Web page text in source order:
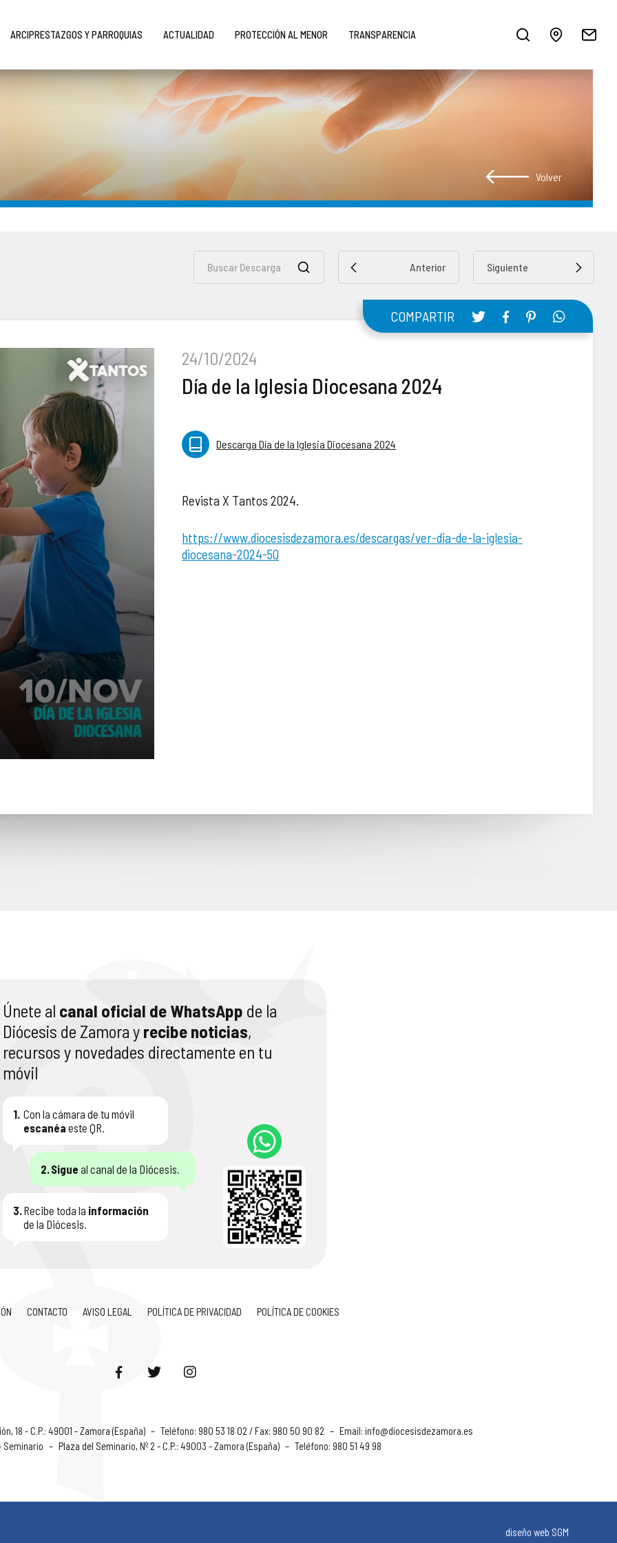
ARCIPRESTAZGOS Y PARROQUIAS ACTUALIDAD PROTECCIÓN AL MENOR TRANSPARENCIA
Volver
Anterior Siguiente
24/10/2024
COMPARTIR
Día de la Iglesia Diocesana 2024
Descarga Día de la Iglesia Diocesana 2024
Revista X Tantos 2024.
https://www.diocesisdezamora.es/descargas/ver-dia-de-la-iglesia-
diocesana-2024-50
Únete al canal oficial de WhatsApp de la
Diócesis de Zamora y recibe noticias,
recursos y novedades directamente en tu
móvil
1. Con la cámara de tu móvil
escanéa este QR.
2.Sigue al canal de la Diócesis.
3.Recibe toda la información
de la Diócesis.
CONTACTO AVISO LEGAL POLÍTICA DE PRIVACIDAD POLÍTICA DE COOKIES
18 - C.P.: 49001 - Zamora (España) – Teléfono: 980 53 18 02 / Fax: 980 50 90 82 – Email: info@diocesisdezamora.es
Seminario – Plaza del Seminario, Nº 2 - C.P.: 49003 - Zamora (España) – Teléfono: 980 51 49 98
diseño web SGM